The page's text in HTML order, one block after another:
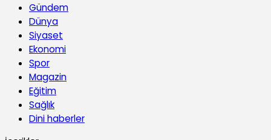
Gündem
Dünya
Siyaset
Ekonomi
Spor
Magazin
Eğitim
Sağlık
Dini haberler